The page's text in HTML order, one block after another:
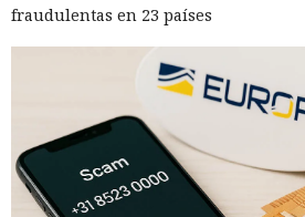
fraudulentas en 23 países